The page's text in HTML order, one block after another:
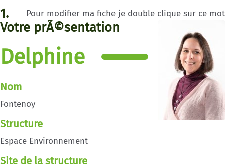
Pour modifier ma fiche je double clique sur ce mot
1.
Votre prÃ©sentation
Delphine
Nom
Fontenoy
Structure
Espace Environnement
Site de la structure